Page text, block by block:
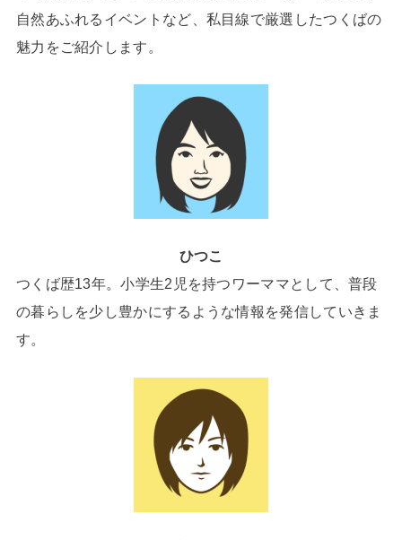
自然あふれるイベントなど、私目線で厳選したつくばの
魅力をご紹介します。
ひつこ
つくば歴13年。小学生2児を持つワーママとして、普段
の暮らしを少し豊かにするような情報を発信していきま
す。